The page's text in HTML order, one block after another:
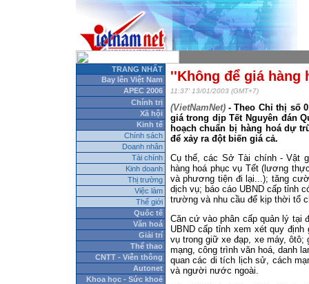
TRANG NHẤT
Bay lên Việt Nam
APEC 2006
Chính trị
Xã hội
Kinh tế
Chính sách
Doanh nhân
Tài chính
Kinh doanh
Thị trường
Việc làm
Thế giới
Quốc tế
Văn hoá
Giải trí
Thể thao
CNTT - Viễn thông
Autonet
Khoa học - Sức khoẻ
''Không để giá hàng
11:37' 13/01/2003 (GMT+7)
(VietNamNet)- Theo Chỉ thị số
giá trong dịp Tết Nguyên đán
hoạch chuẩn bị hàng hoá dự
để xảy ra đột biến giá cả.
Cụ thể, các Sở Tài chính - Vật
hàng hoá phục vụ Tết (lương
và phương tiện đi lại...); tăng
dịch vụ; báo cáo UBND cấp tỉnh
trường và nhu cầu để kịp thời tổ
Căn cứ vào phân cấp quản lý
UBND cấp tỉnh xem xét quy
vụ trong giữ xe đạp, xe máy,
mạng, công trình văn hoá, danh
quan các di tích lịch sử, cách
và người nước ngoài.